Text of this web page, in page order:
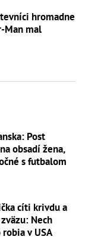
hromadne
Man mal
Post
obsadí žena,
s futbalom
cíti krivdu a
Nech
v USA